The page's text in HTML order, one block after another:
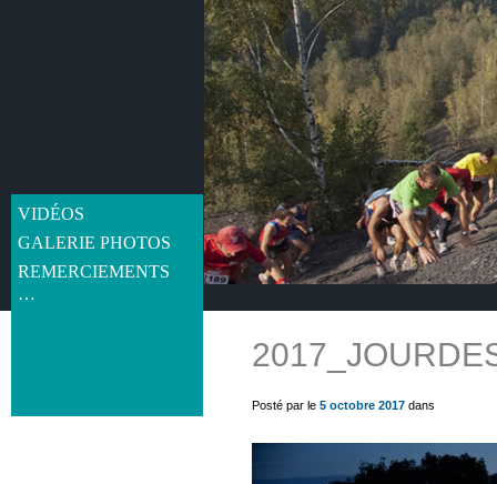
VIDÉOS
GALERIE PHOTOS
REMERCIEMENTS
…
get_post_meta(get_the_ID(), 'thumb', true) ?>
Posté par le 5 octobre 2017 dans